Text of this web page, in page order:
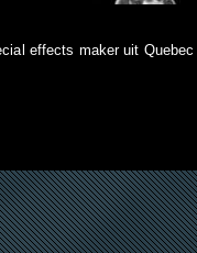
effects maker uit